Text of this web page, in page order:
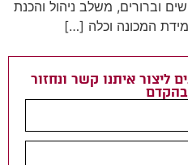
וברורים, משלב ניהול והכנת
המכונה וכלה […]
ליצור איתנו קשר ונחזור
בהקדם